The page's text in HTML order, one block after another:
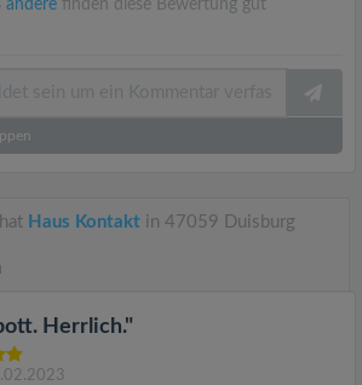
andere finden diese Bewertung gut
hat Haus Kontakt in 47059 Duisburg
Herrlich."